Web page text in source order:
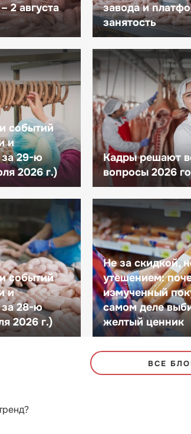
2 августа
завода и
занятость
событий
и
за 29-ю
2026 г.)
Кадры решают
вопросы 2026
событий
и
за 28-ю
2026 г.)
Не за скидкой,
утешением:
измученный
самом деле
желтый ценник
ВСЕ